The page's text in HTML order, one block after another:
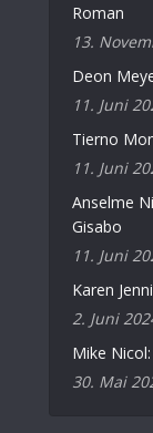
Roman
13.
Deon
11. Juni
Tierno
11. Juni
Anselme
Gisabo
11. Juni
Karen
2. Juni
Mike
30. Mai